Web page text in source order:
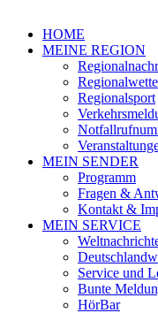
HOME
MEINE REGION
Regionalsport
MEIN SENDER
Programm
Fragen &
Kontakt &
MEIN SERVICE
Service und
Bunte
HörBar